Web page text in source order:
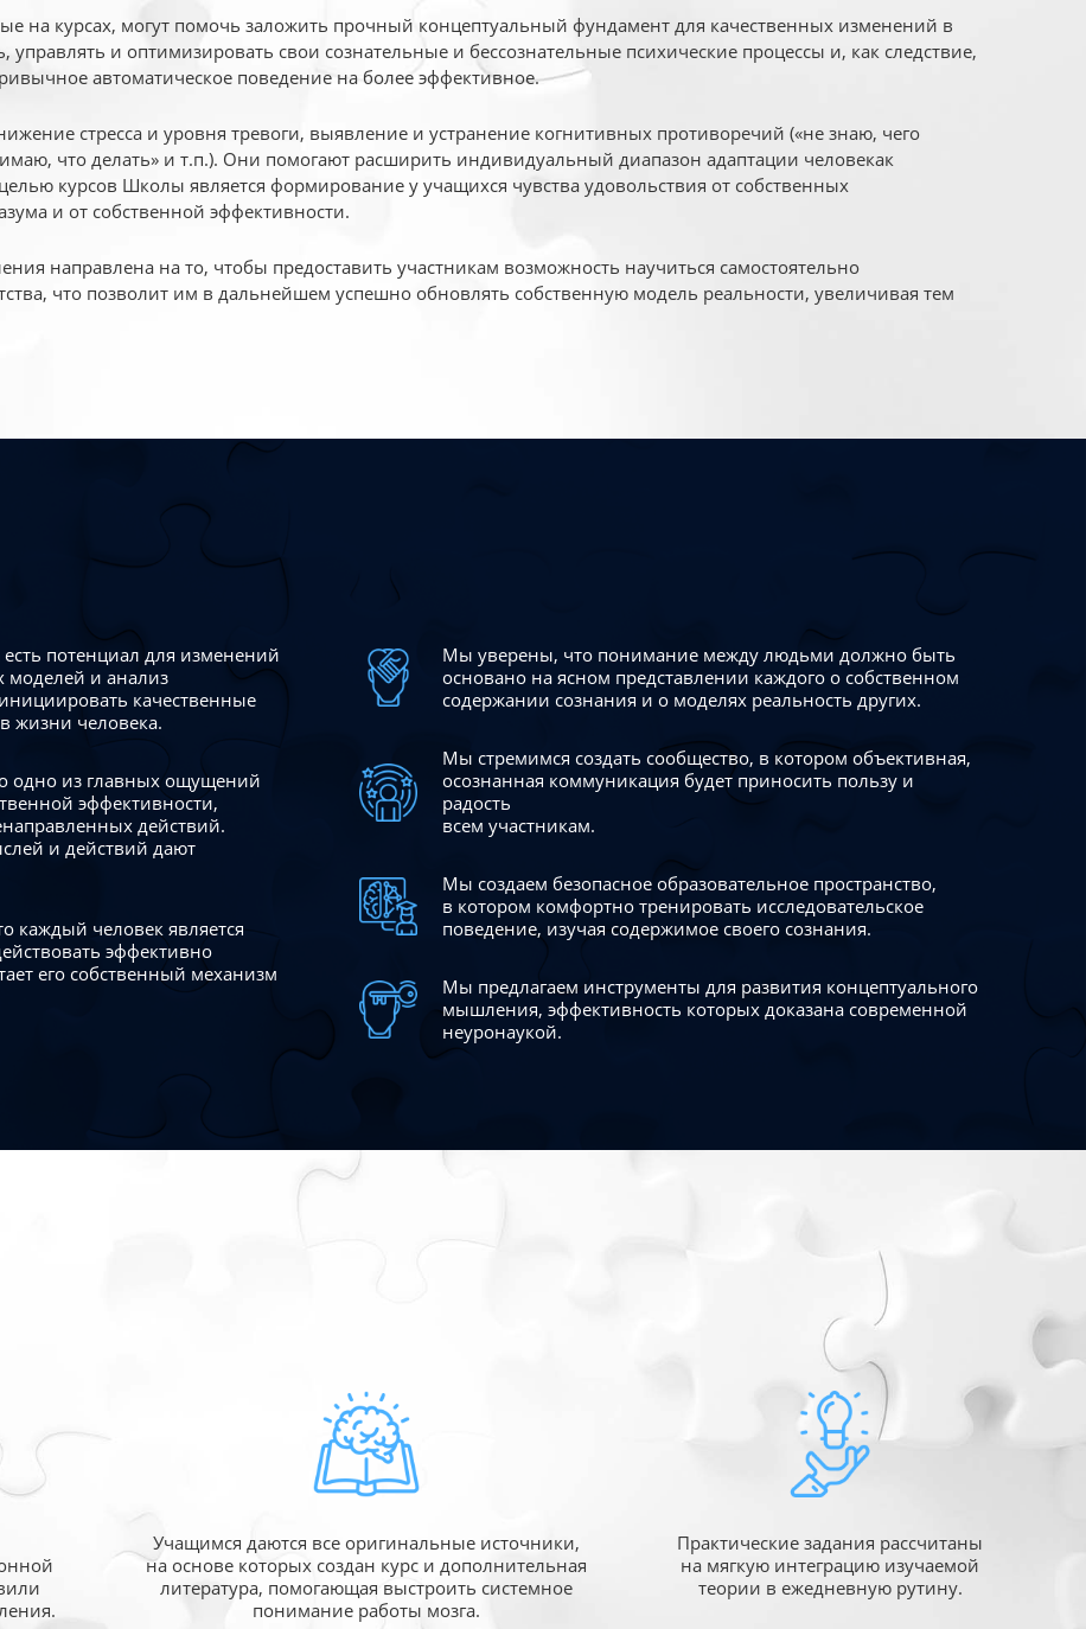
на курсах, могут помочь заложить прочный концептуальный фундамент для качественных изменений в
управлять и оптимизировать свои сознательные и бессознательные психические процессы и, как следствие,
автоматическое поведение на более эффективное.
стресса и уровня тревоги, выявление и устранение когнитивных противоречий («не знаю, чего
что делать» и т.п.). Они помогают расширить индивидуальный диапазон адаптации человекак
курсов Школы является формирование у учащихся чувства удовольствия от собственных
и от собственной эффективности.
направлена на то, чтобы предоставить участникам возможность научиться самостоятельно
что позволит им в дальнейшем успешно обновлять собственную модель реальности, увеличивая тем
потенциал для изменений
моделей и анализ
качественные
жизни человека.
одно из главных ощущений
эффективности,
действий.
и действий дают
каждый человек является
эффективно
его собственный механизм
Мы уверены, что понимание между людьми должно быть
основано на ясном представлении каждого о собственном
содержании сознания и о моделях реальность других.
Мы стремимся создать сообщество, в котором объективная,
осознанная коммуникация будет приносить пользу и
радость
всем участникам.
Мы создаем безопасное образовательное пространство,
в котором комфортно тренировать исследовательское
поведение, изучая содержимое своего сознания.
Мы предлагаем инструменты для развития концептуального
мышления, эффективность которых доказана современной
неуронаукой.
Учащимся даются все оригинальные источники,
на основе которых создан курс и дополнительная
литература, помогающая выстроить системное
понимание работы мозга.
Практические задания рассчитаны
на мягкую интеграцию изучаемой
теории в ежедневную рутину.